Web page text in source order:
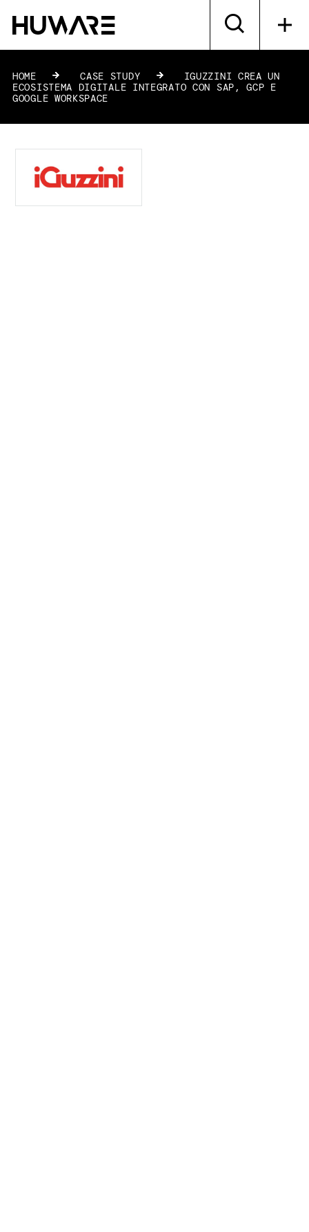
HOME » CASE STUDY »
IGUZZINI CREA UN
ECOSISTEMA DIGITALE INTEGRATO CON SAP, GCP E
GOOGLE WORKSPACE